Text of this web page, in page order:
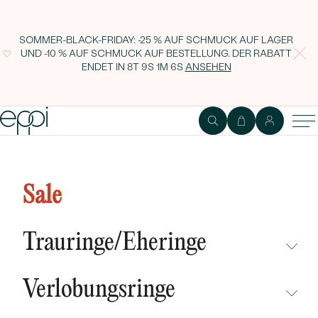
SOMMER-BLACK-FRIDAY: -25 % AUF SCHMUCK AUF LAGER
UND -10 % AUF SCHMUCK AUF BESTELLUNG. DER RABATT
ENDET IN 8T 9S 1M 5S ANSEHEN
Sale
Trauringe/Eheringe
NEUHEITEN
Verlobungsringe
Diamanten Chrys